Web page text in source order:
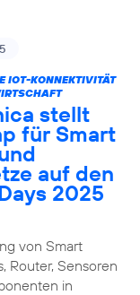
IOT-KONNEKTIVITÄT
stellt
für Smart
auf den
2025
von Smart
Router, Sensoren
in